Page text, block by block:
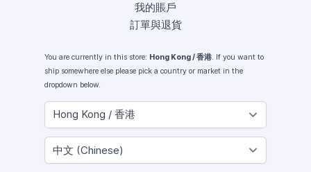
我的賬戶
訂單與退貨
You are currently in this store: Hong Kong / 香港. If you want to
ship somewhere else please pick a country or market in the
dropdown below.